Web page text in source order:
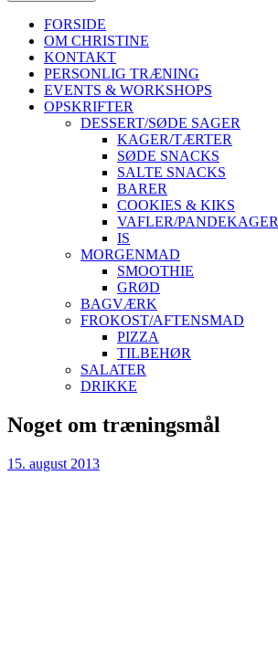
FORSIDE
OM CHRISTINE
KONTAKT
PERSONLIG TRÆNING
EVENTS & WORKSHOPS
OPSKRIFTER
DESSERT/SØDE SAGER
KAGER/TÆRTER
SØDE SNACKS
SALTE SNACKS
BARER
COOKIES & KIKS
VAFLER/PANDEKAGER
IS
MORGENMAD
SMOOTHIE
GRØD
BAGVÆRK
FROKOST/AFTENSMAD
PIZZA
TILBEHØR
SALATER
DRIKKE
Skip
to
Noget om træningsmål
15. august 2013